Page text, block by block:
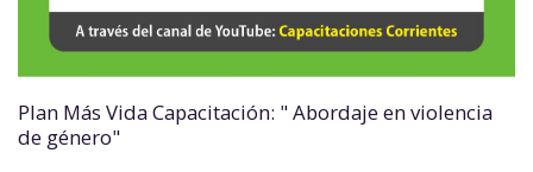
Plan Más Vida Capacitación: " Abordaje en violencia
de género"